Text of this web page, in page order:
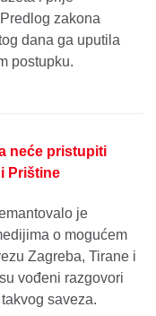
zakona
dana ga uputila
postupku.
neće pristupiti
Prištine
je
o mogućem
Zagreba, Tirane i
vođeni razgovori
saveza.